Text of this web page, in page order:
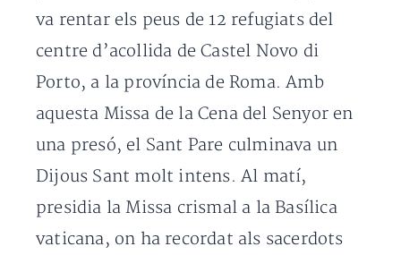
va rentar els peus de 12 refugiats del
centre d’acollida de Castel Novo di
Porto, a la província de Roma. Amb
aquesta Missa de la Cena del Senyor en
una presó, el Sant Pare culminava un
Dijous Sant molt intens. Al matí,
presidia la Missa crismal a la Basílica
vaticana, on ha recordat als sacerdots